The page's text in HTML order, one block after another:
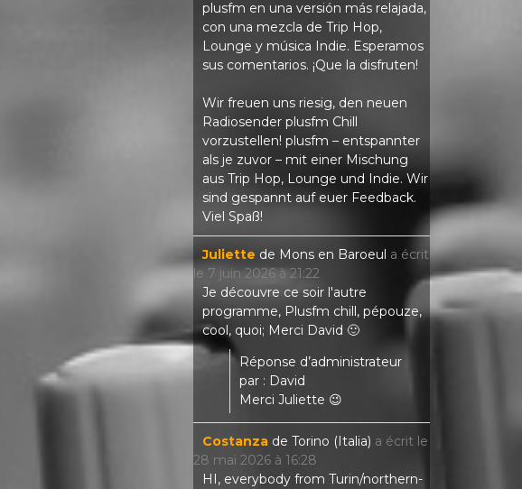
plusfm en una versión más relajada,
con una mezcla de Trip Hop,
Lounge y música Indie. Esperamos
sus comentarios. ¡Que la disfruten!
Wir freuen uns riesig, den neuen
Radiosender plusfm Chill
vorzustellen! plusfm – entspannter
als je zuvor – mit einer Mischung
aus Trip Hop, Lounge und Indie. Wir
sind gespannt auf euer Feedback.
Viel Spaß!
Juliette de Mons en Baroeul a écrit
le 7 juin 2026 à 21:22
Je découvre ce soir l'autre
programme, Plusfm chill, pépouze,
cool, quoi; Merci David 🙂
Réponse d’administrateur
par : David
Merci Juliette 😉
Costanza de Torino (Italia) a écrit le
28 mai 2026 à 16:28
HI, everybody from Turin/northern-